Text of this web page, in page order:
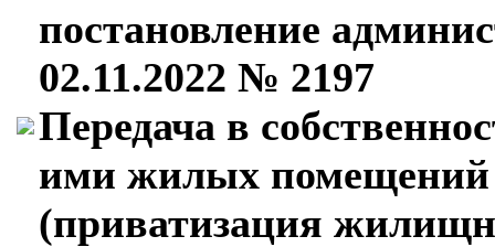
постановление
02.11.2022 № 2197
Передача в
ими жилых
(приватизация